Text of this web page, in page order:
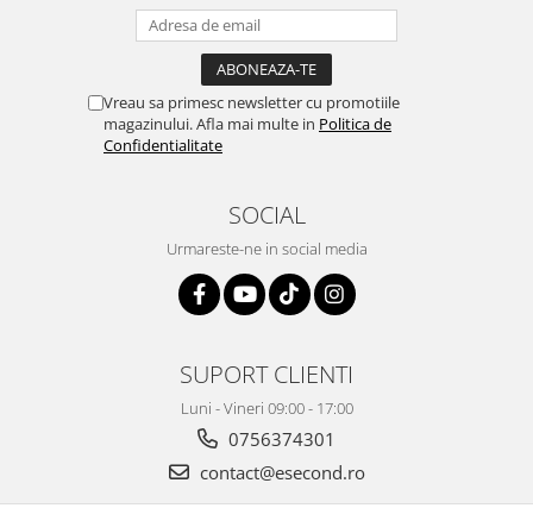
Vreau sa primesc newsletter cu promotiile
magazinului. Afla mai multe in Politica de
Confidentialitate
SOCIAL
Urmareste-ne in social media
SUPORT CLIENTI
Luni - Vineri 09:00 - 17:00
0756374301
contact@esecond.ro